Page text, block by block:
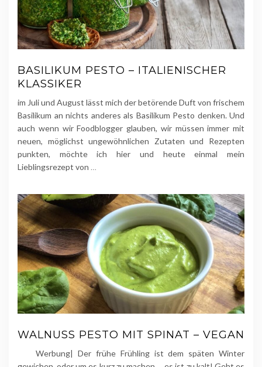
BASILIKUM PESTO – ITALIENISCHER
KLASSIKER
im Juli und August lässt mich der betörende Duft von frischem
Basilikum an nichts anderes als Basilikum Pesto denken. Und
auch wenn wir Foodblogger glauben, wir müssen immer mit
neuen, möglichst ungewöhnlichen Zutaten und Rezepten
punkten, möchte ich hier und heute einmal mein
Lieblingsrezept von …
WALNUSS PESTO MIT SPINAT – VEGAN
Werbung| Der frühe Frühling ist dem späten Winter